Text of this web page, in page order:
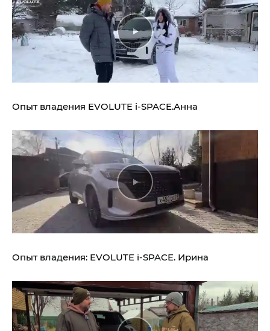
Опыт владения EVOLUTE i‑SPACE.Анна
Опыт владения: EVOLUTE i‑SPACE. Ирина